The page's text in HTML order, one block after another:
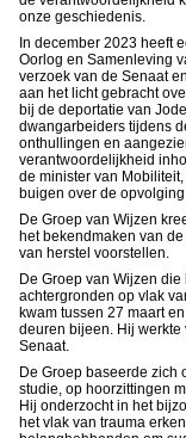
onze geschiedenis.
In december 2023 heeft
Oorlog en Samenleving
verzoek van de Senaat
aan het licht gebracht
bij de deportatie van
dwangarbeiders tijdens
onthullingen en
verantwoordelijkheid
de minister van
buigen over de
De Groep van Wijzen
het bekendmaken van
van herstel voorstellen.
De Groep van Wijzen
achtergronden op vlak
kwam tussen 27 maart
deuren bijeen. Hij
Senaat.
De Groep baseerde zich
studie, op hoorzittingen
Hij onderzocht in het
het vlak van trauma